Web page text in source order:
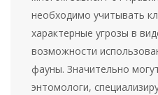
необходимо учитывать
характерные угрозы в
возможности
фауны. Значительно
энтомологи,